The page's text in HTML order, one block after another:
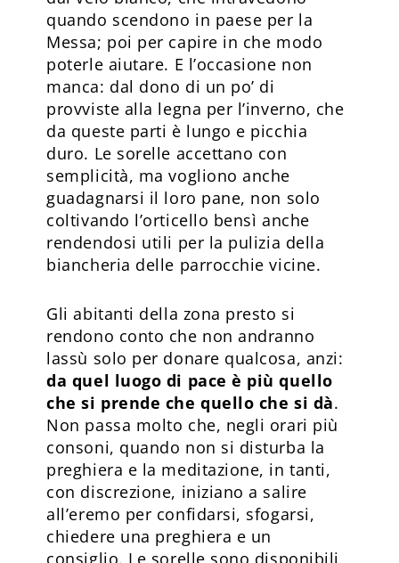
quando scendono in paese per la
Messa; poi per capire in che modo
poterle aiutare. E l’occasione non
manca: dal dono di un po’ di
provviste alla legna per l’inverno, che
da queste parti è lungo e picchia
duro. Le sorelle accettano con
semplicità, ma vogliono anche
guadagnarsi il loro pane, non solo
coltivando l’orticello bensì anche
rendendosi utili per la pulizia della
biancheria delle parrocchie vicine.
Gli abitanti della zona presto si
rendono conto che non andranno
lassù solo per donare qualcosa, anzi:
da quel luogo di pace è più quello
che si prende che quello che si dà.
Non passa molto che, negli orari più
consoni, quando non si disturba la
preghiera e la meditazione, in tanti,
con discrezione, iniziano a salire
all’eremo per confidarsi, sfogarsi,
chiedere una preghiera e un
consiglio. Le sorelle sono disponibili